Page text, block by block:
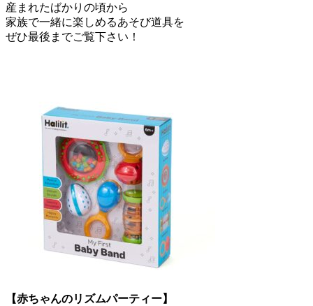
産まれたばかりの頃から
家族で一緒に楽しめるあそび道具を
ぜひ最後までご覧下さい！
【赤ちゃんのリズムパーティー】